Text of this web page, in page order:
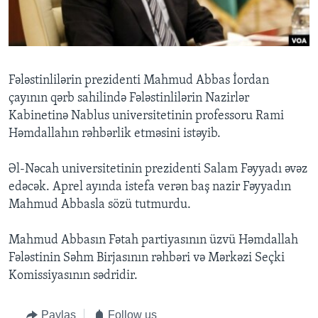
BIZI IZLƏYIN
Dillər
Fələstinlilərin prezidenti Mahmud Abbas İordan
çayının qərb sahilində Fələstinlilərin Nazirlər
Kabinetinə Nablus universitetinin professoru Rami
Həmdallahın rəhbərlik etməsini istəyib.
Əl-Nəcah universitetinin prezidenti Salam Fəyyadı əvəz
edəcək. Aprel ayında istefa verən baş nazir Fəyyadın
Mahmud Abbasla sözü tutmurdu.
Mahmud Abbasın Fətah partiyasının üzvü Həmdallah
Fələstinin Səhm Birjasının rəhbəri və Mərkəzi Seçki
Komissiyasının sədridir.
Paylaş Follow us